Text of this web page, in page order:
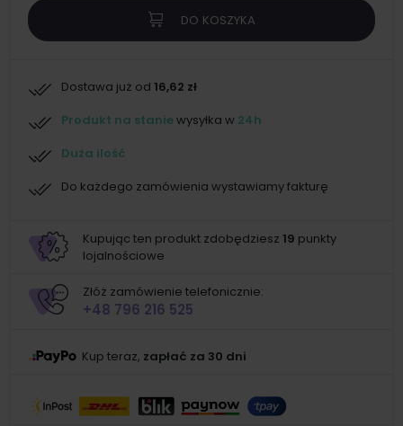
DO KOSZYKA
Dostawa już od 16,62 zł
Produkt na staniewysyłka w 24h
Duża ilość
Do każdego zamówienia wystawiamy fakturę
Kupując ten produkt zdobędziesz 19 punkty
lojalnościowe
Złóż zamówienie telefonicznie:
+48 796 216 525
Kup teraz, zapłać za 30 dni